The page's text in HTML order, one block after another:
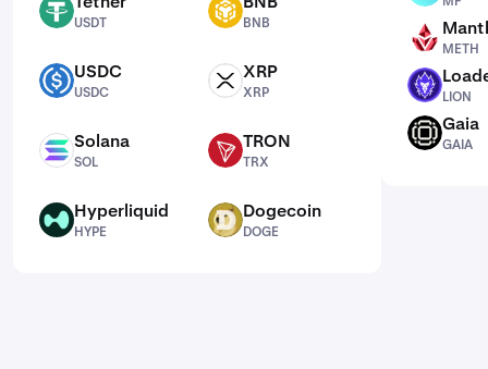
USDT
USDT
BNB
BNB
USDC USDC
USDC
XRP XRP
XRP
SOL Solana
SOL
TRX TRON
TRX
HYPE Hyperliquid
HYPE
DOGE Dogecoin
DOGE
METH
METH
LION
LION
Gaia
GAIA